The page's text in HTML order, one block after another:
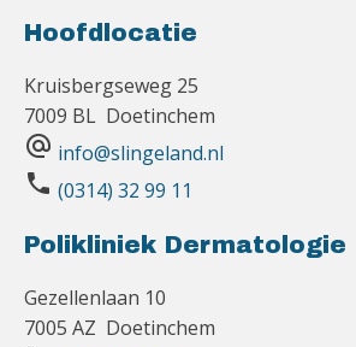
Hoofdlocatie
Kruisbergseweg 25
7009 BL Doetinchem
alternate_email info@slingeland.nl
phone (0314) 32 99 11
Polikliniek Dermatologie
Gezellenlaan 10
7005 AZ Doetinchem